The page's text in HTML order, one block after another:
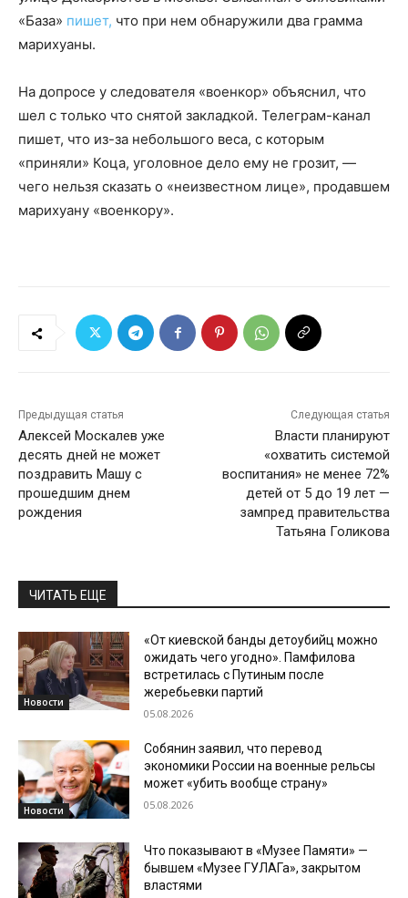
«База» пишет, что при нем обнаружили два грамма
марихуаны.
На допросе у следователя «военкор» объяснил, что
шел с только что снятой закладкой. Телеграм-канал
пишет, что из-за небольшого веса, с которым
«приняли» Коца, уголовное дело ему не грозит, —
чего нельзя сказать о «неизвестном лице», продавшем
марихуану «военкору».
Предыдущая статья
Алексей Москалев уже
десять дней не может
поздравить Машу с
прошедшим днем
рождения
Следующая статья
Власти планируют
«охватить системой
воспитания» не менее 72%
детей от 5 до 19 лет —
зампред правительства
Татьяна Голикова
ЧИТАТЬ ЕЩЕ
Новости
«От киевской банды детоубийц можно
ожидать чего угодно». Памфилова
встретилась с Путиным после
жеребьевки партий
05.08.2026
Новости
Собянин заявил, что перевод
экономики России на военные рельсы
может «убить вообще страну»
05.08.2026
Что показывают в «Музее Памяти» —
бывшем «Музее ГУЛАГа», закрытом
властями